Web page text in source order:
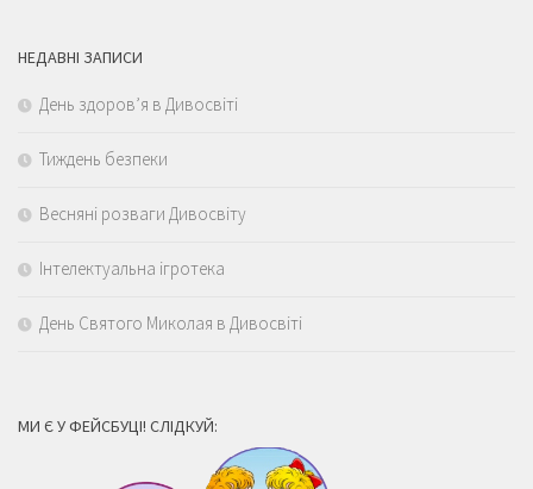
НЕДАВНІ ЗАПИСИ
День здоров’я в Дивосвіті
Тиждень безпеки
Весняні розваги Дивосвіту
Інтелектуальна ігротека
День Святого Миколая в Дивосвіті
МИ Є У ФЕЙСБУЦІ! СЛІДКУЙ: